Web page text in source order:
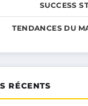
SUCCESS
TENDANCES DU
RÉCENTS